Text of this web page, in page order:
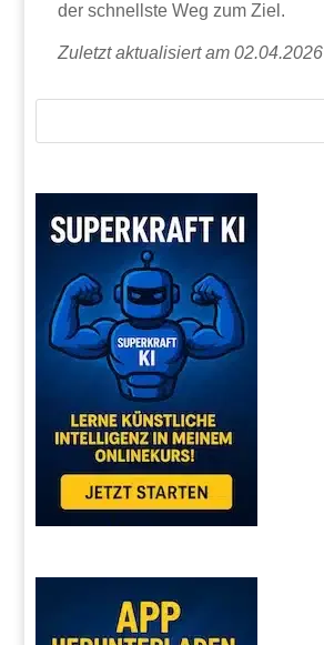
der schnellste Weg zum Ziel.
Zuletzt aktualisiert am 02.04.2026